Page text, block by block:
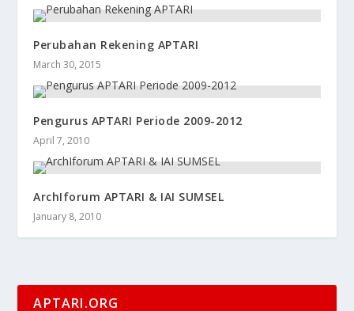
Perubahan Rekening APTARI
March 30, 2015
Pengurus APTARI Periode 2009-2012
April 7, 2010
ArchIforum APTARI & IAI SUMSEL
January 8, 2010
APTARI.ORG